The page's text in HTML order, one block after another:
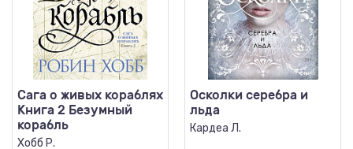
Сага о живых кораблях
Книга 2 Безумный
корабль
Хобб Р.
Осколки серебра и
льда
Кардеа Л.